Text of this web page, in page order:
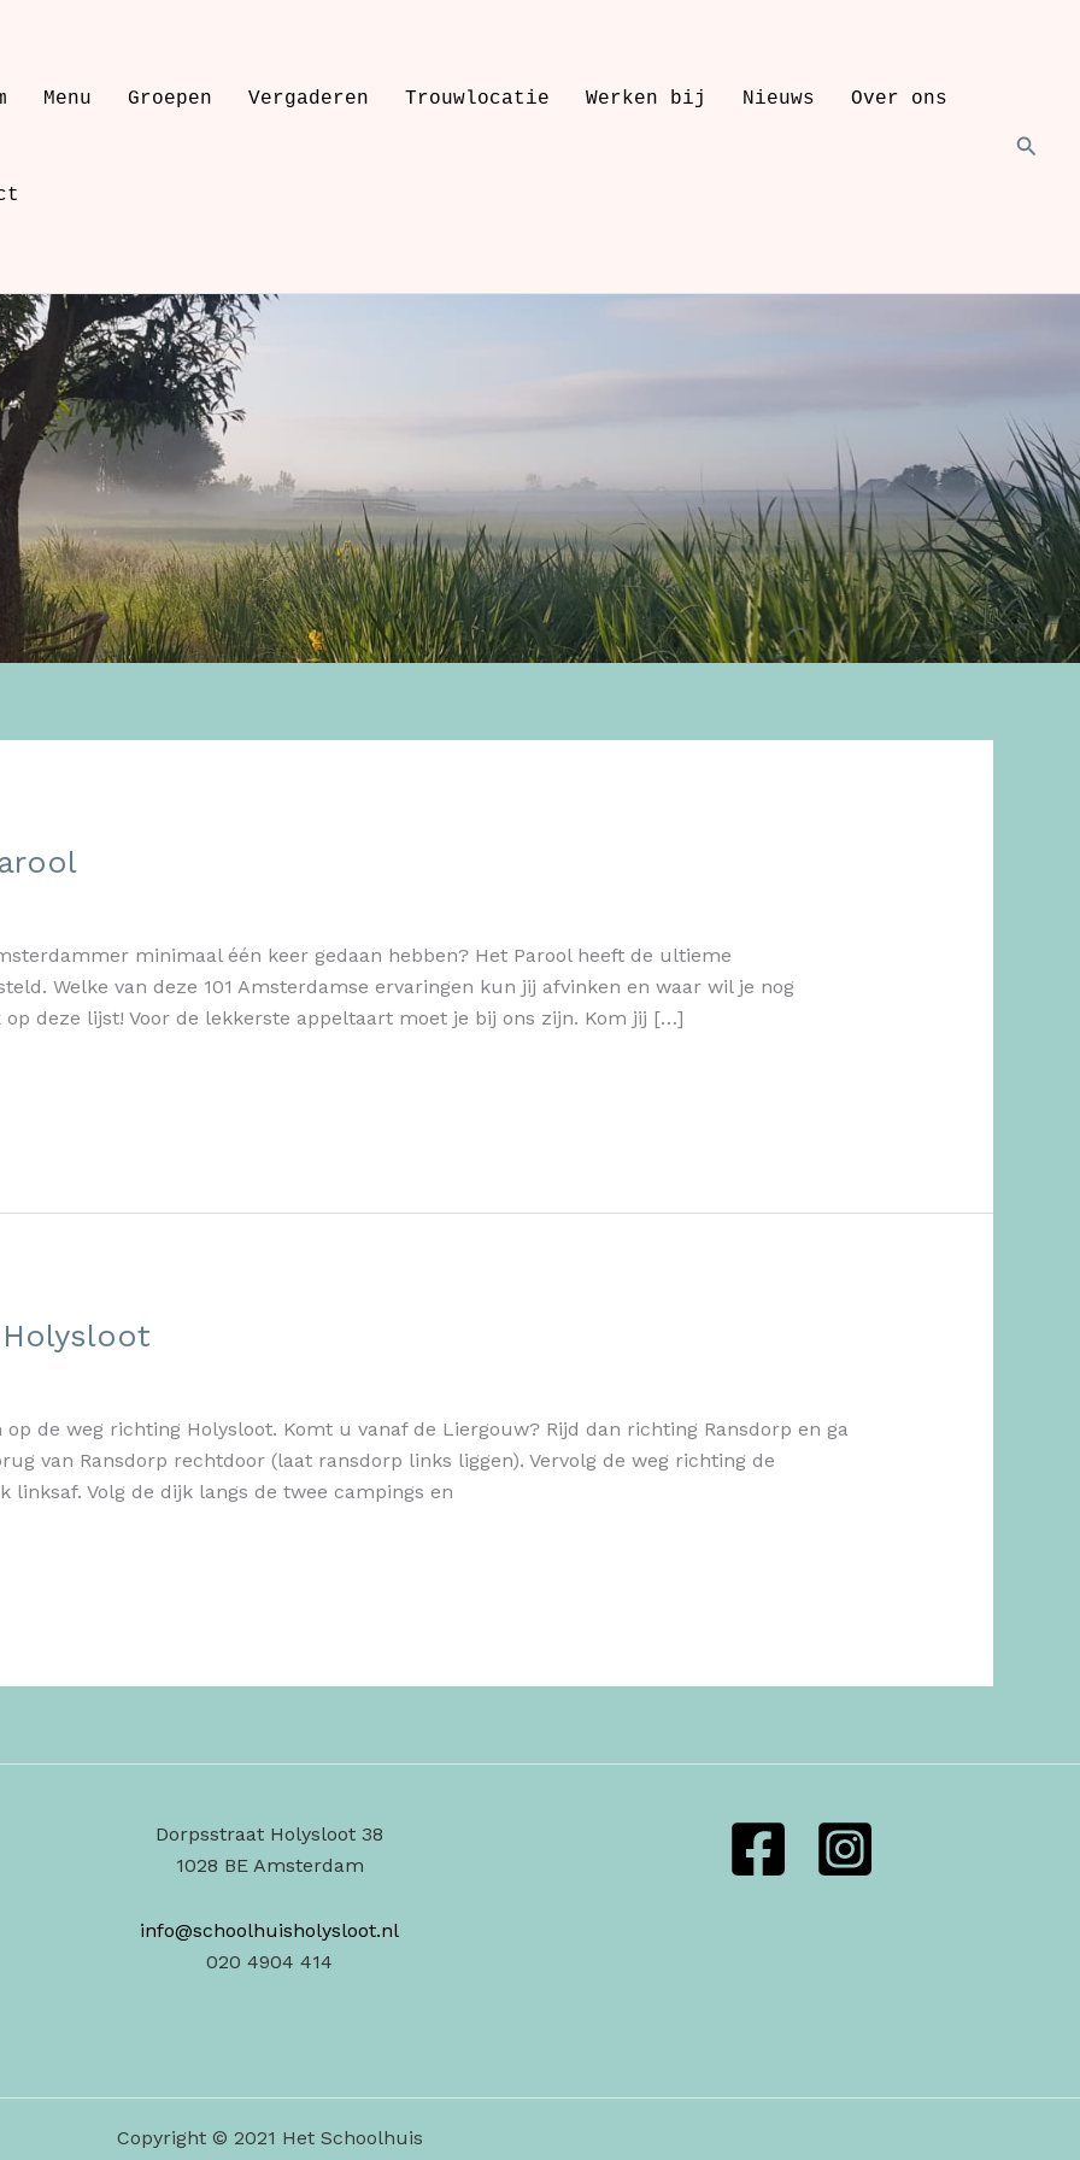
Menu Groepen Vergaderen Trouwlocatie Werken bij Nieuws Over ons
minimaal één keer gedaan hebben? Het Parool heeft de ultieme
Welke van deze 101 Amsterdamse ervaringen kun jij afvinken en waar wil je nog
deze lijst! Voor de lekkerste appeltaart moet je bij ons zijn. Kom jij […]
de weg richting Holysloot. Komt u vanaf de Liergouw? Rijd dan richting Ransdorp en ga
van Ransdorp rechtdoor (laat ransdorp links liggen). Vervolg de weg richting de
Volg de dijk langs de twee campings en
Dorpsstraat Holysloot 38
1028 BE Amsterdam
info@schoolhuisholysloot.nl
020 4904 414
Copyright © 2021 Het Schoolhuis